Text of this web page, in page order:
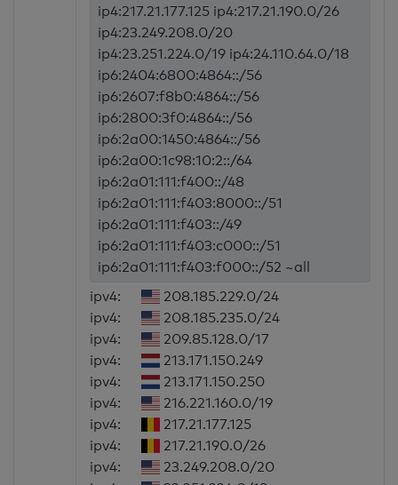
ip4:217.21.177.125 ip4:217.21.190.0/26
ip4:23.249.208.0/20
ip4:23.251.224.0/19 ip4:24.110.64.0/18
ip6:2404:6800:4864::/56
ip6:2607:f8b0:4864::/56
ip6:2800:3f0:4864::/56
ip6:2a00:1450:4864::/56
ip6:2a00:1c98:10:2::/64
ip6:2a01:111:f400::/48
ip6:2a01:111:f403:8000::/51
ip6:2a01:111:f403::/49
ip6:2a01:111:f403:c000::/51
ip6:2a01:111:f403:f000::/52 ~all
ipv4:
208.185.229.0/24
ipv4:
208.185.235.0/24
ipv4:
209.85.128.0/17
ipv4:
213.171.150.249
ipv4:
213.171.150.250
ipv4:
216.221.160.0/19
ipv4:
217.21.177.125
ipv4:
217.21.190.0/26
ipv4:
23.249.208.0/20